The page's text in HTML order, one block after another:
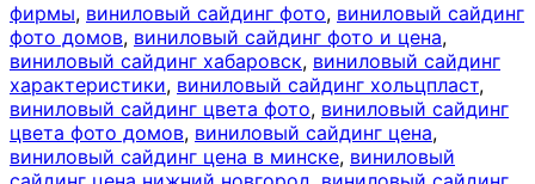
фирмы, виниловый сайдинг фото, виниловый сайдинг
фото домов, виниловый сайдинг фото и цена,
виниловый сайдинг хабаровск, виниловый сайдинг
характеристики, виниловый сайдинг хольцпласт,
виниловый сайдинг цвета фото, виниловый сайдинг
цвета фото домов, виниловый сайдинг цена,
виниловый сайдинг цена в минске, виниловый